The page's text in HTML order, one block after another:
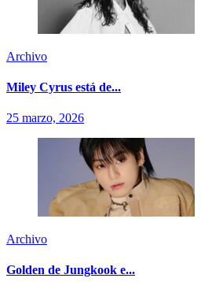
Archivo
Miley Cyrus está de...
25 marzo, 2026
Archivo
Golden de Jungkook e...